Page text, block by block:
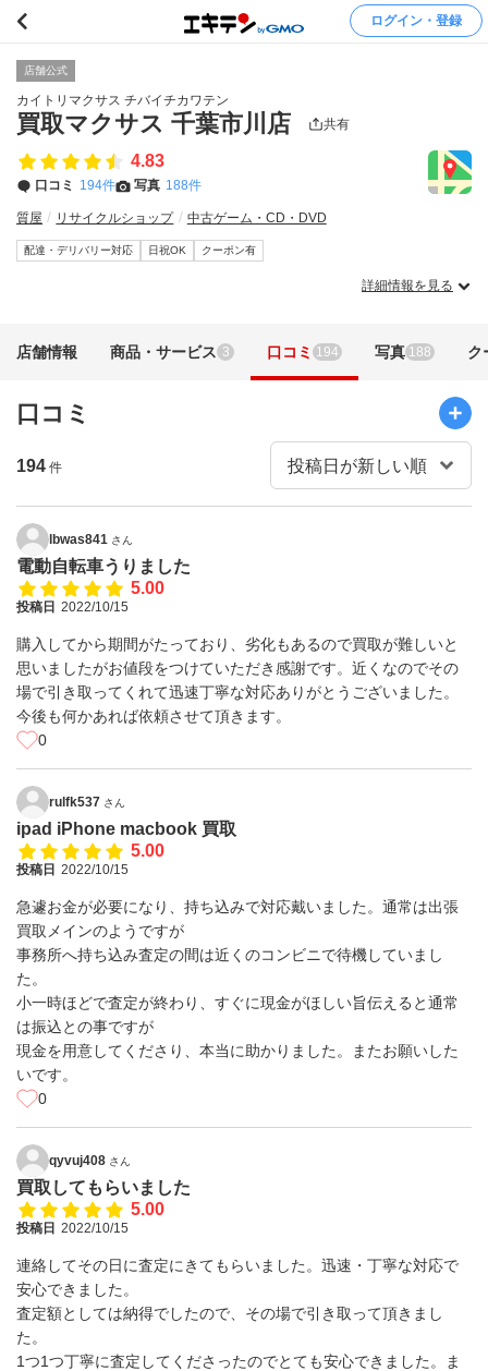
ログイン・登録
店舗公式
カイトリマクサス チバイチカワテン
買取マクサス 千葉市川店 共有
4.83
口コミ 194件 写真 188件
質屋 リサイクルショップ 中古ゲーム・CD・DVD
配達・デリバリー対応 日祝OK クーポン有
詳細情報を見る
店舗情報 商品・サービス 3 口コミ 194 写真 188 ク
口コミ
194 件
lbwas841 さん
電動自転車うりました
5.00
投稿日 2022/10/15
購入してから期間がたっており、劣化もあるので買取が難しいと
思いましたがお値段をつけていただき感謝です。近くなのでその
場で引き取ってくれて迅速丁寧な対応ありがとうございました。
今後も何かあれば依頼させて頂きます。
0
rulfk537 さん
ipad iPhone macbook 買取
5.00
投稿日 2022/10/15
急遽お金が必要になり、持ち込みで対応戴いました。通常は出張
買取メインのようですが
事務所へ持ち込み査定の間は近くのコンビニで待機していまし
た。
小一時ほどで査定が終わり、すぐに現金がほしい旨伝えると通常
は振込との事ですが
現金を用意してくださり、本当に助かりました。またお願いした
いです。
0
qyvuj408 さん
買取してもらいました
5.00
投稿日 2022/10/15
連絡してその日に査定にきてもらいました。迅速・丁寧な対応で
安心できました。
査定額としては納得でしたので、その場で引き取って頂きまし
た。
1つ1つ丁寧に査定してくださったのでとても安心できました。ま